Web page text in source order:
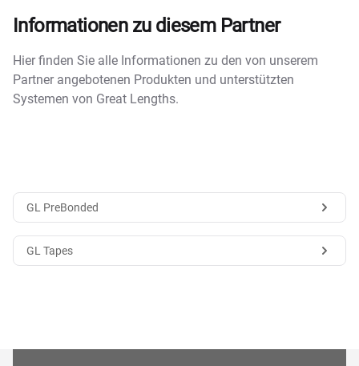
Informationen zu diesem Partner
Hier finden Sie alle Informationen zu den von unserem
Partner angebotenen Produkten und unterstützten
Systemen von Great Lengths.
GL PreBonded
GL Tapes